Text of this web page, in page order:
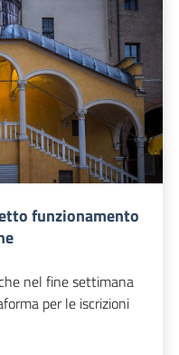
funzionamento
nel fine settimana
per le iscrizioni